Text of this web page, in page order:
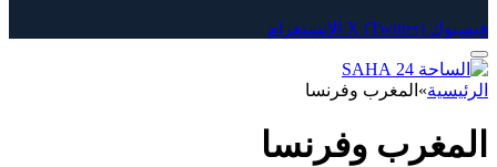
فيسبوك X (Twitter) الانستغرام
الرئيسية» المغرب وفرنسا
المغرب وفرنسا